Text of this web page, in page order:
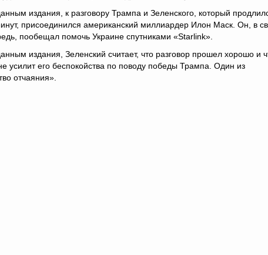
издания, к разговору Трампа и Зеленского, который
присоединился американский миллиардер Илон Маск. Он, в
пообещал помочь Украине спутниками «Starlink».
издания, Зеленский считает, что разговор прошел хорошо и
усилит его беспокойства по поводу победы Трампа. Один из
отчаяния».